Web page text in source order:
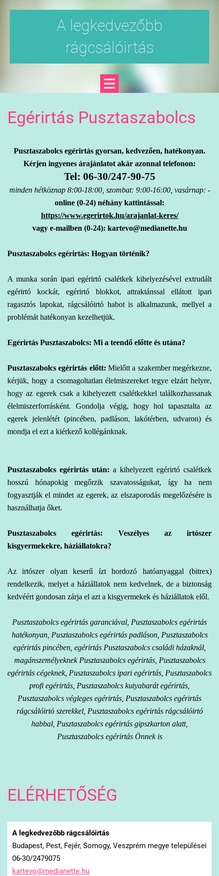
A legkedvezőbb
rágcsálóirtás
Egérirtás Pusztaszabolcs
Pusztaszabolcs egérirtás gyorsan, kedvezően, hatékonyan.
Kérjen ingyenes árajánlatot akár azonnal telefonon:
Tel: 06-30/247-90-75
minden hétköznap 8:00-18:00, szombat: 9:00-16:00, vasárnap: -
online (0-24) néhány kattintással:
https://www.egerirtok.hu/arajanlat-keres/
vagy e-mailben (0-24): kartevo@medianette.hu
Pusztaszabolcs egérirtás: Hogyan történik?
A munka során ipari egérirtó csalétkek kihelyezésével extrudált
egérirtó kockát, egérirtó blokkot, attraktánssal ellátott ipari
ragasztós lapokat, rágcsálóirtó habot is alkalmazunk, mellyel a
problémát hatékonyan kezelhetjük.
Egérirtás Pusztaszabolcs: Mi a teendő előtte és utána?
Pusztaszabolcs egérirtás előtt: Mielőtt a szakember megérkezne,
kérjük, hogy a csomagoltatlan élelmiszereket tegye elzárt helyre,
hogy az egerek csak a kihelyezett csalétkekkel találkozhassanak
élelmiszerforrásként. Gondolja végig, hogy hol tapasztalta az
egerek jelenlétét (pincében, padláson, lakótérben, udvaron) és
mondja el ezt a kiérkező kollégánknak.
Pusztaszabolcs egérirtás után: a kihelyezett egérirtó csalétkek
hosszú hónapokig megőrzik szavatosságukat, így ha nem
fogyasztják el mindet az egerek, az elszaporodás megelőzésére is
használhatja őket.
Pusztaszabolcs egérirtás: Veszélyes az irtószer
kisgyermekekre, háziállatokra?
Az irtószer olyan keserű ízt hordozó hatóanyaggal (bitrex)
rendelkezik, melyet a háziállatok nem kedvelnek, de a biztonság
kedvéért gondosan zárja el azt a kisgyermekek és háziállatok elől.
Pusztaszabolcs egérirtás garanciával, Pusztaszabolcs egérirtás
hatékonyan, Pusztaszabolcs egérirtás padláson, Pusztaszabolcs
egérirtás pincében, egérirtás Pusztaszabolcs családi házaknál,
magánszemélyeknek Pusztaszabolcs egérirtás, Pusztaszabolcs
egérirtás cégeknek, Pusztaszabolcs ipari egérirtás, Pusztaszabolcs
profi egérirtás, Pusztaszabolcs kutyabarát egérirtás,
Pusztaszabolcs végleges egérirtás, Pusztaszabolcs egérirtás
rágcsálóirtó szerekkel, Pusztaszabolcs egérirtás rágcsálóirtó
habbal, Pusztaszabolcs egérirtás gipszkarton alatt,
Pusztaszabolcs egérirtás Önnek is
ELÉRHETŐSÉG
A legkedvezőbb rágcsálóirtás
Budapest, Pest, Fejér, Somogy, Veszprém megye települései
06-30/2479075
kartevo@medianette.hu